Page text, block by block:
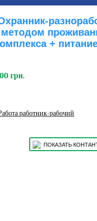
+
грн.
работник-рабочий
ПОКАЗАТЬ